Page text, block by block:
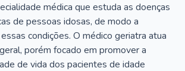
médica que estuda as doenças
de pessoas idosas, de modo a
condições. O médico geriatra atua
porém focado em promover a
de vida dos pacientes de idade